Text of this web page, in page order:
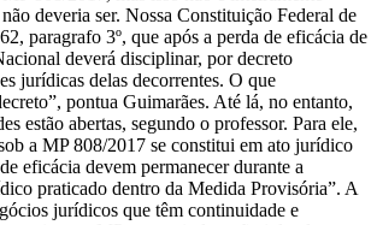
deveria ser. Nossa Constituição Federal de
paragrafo 3º, que após a perda de eficácia de
deverá disciplinar, por decreto
jurídicas delas decorrentes. O que
pontua Guimarães. Até lá, no entanto,
estão abertas, segundo o professor. Para ele,
a MP 808/2017 se constitui em ato jurídico
eficácia devem permanecer durante a
praticado dentro da Medida Provisória”. A
jurídicos que têm continuidade e